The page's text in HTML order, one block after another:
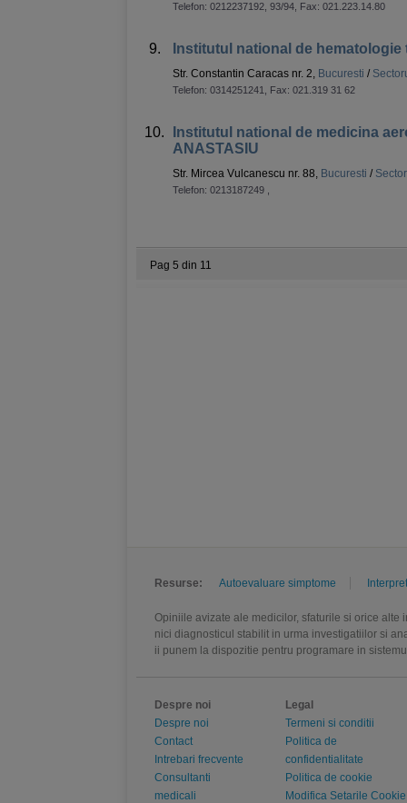
Telefon: 0212237192, 93/94 , Fax: 021.223.14.80
9. Institutul national de hematologie
Str. Constantin Caracas nr. 2, Bucuresti /
Telefon: 0314251241 , Fax: 021.319 31 62
10.
Institutul national de medicina
ANASTASIU
Str. Mircea Vulcanescu nr. 88, Bucuresti /
Telefon: 0213187249
Pag 5 din 11
Resurse: Autoevaluare simptome
Opiniile avizate ale medicilor, sfaturile si orice
nici diagnosticul stabilit in urma investigatiilor si
ii punem la dispozitie pentru programare in
Despre noi
Despre noi
Contact
Intrebari frecvente
Consultanti
medicali
Legal
Termeni si conditii
Politica de
confidentialitate
Politica de cookie
Modifica Setarile Cookie